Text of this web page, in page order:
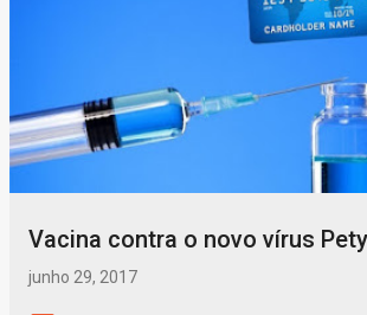
Vacina contra o novo vírus
junho 29, 2017